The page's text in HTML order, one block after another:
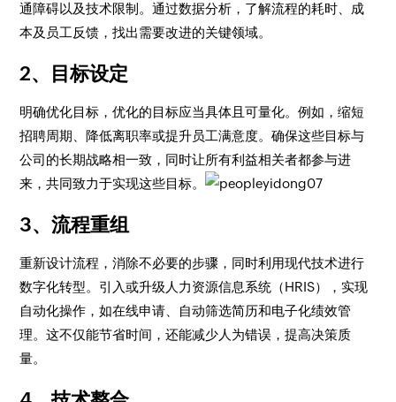
通障碍以及技术限制。通过数据分析，了解流程的耗时、成
本及员工反馈，找出需要改进的关键领域。
2、目标设定
明确优化目标，优化的目标应当具体且可量化。例如，缩短
招聘周期、降低离职率或提升员工满意度。确保这些目标与
公司的长期战略相一致，同时让所有利益相关者都参与进
来，共同致力于实现这些目标。
3、流程重组
重新设计流程，消除不必要的步骤，同时利用现代技术进行
数字化转型。引入或升级人力资源信息系统（HRIS），实现
自动化操作，如在线申请、自动筛选简历和电子化绩效管
理。这不仅能节省时间，还能减少人为错误，提高决策质
量。